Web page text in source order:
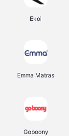
Ekoi
Emma Matras
Goboony